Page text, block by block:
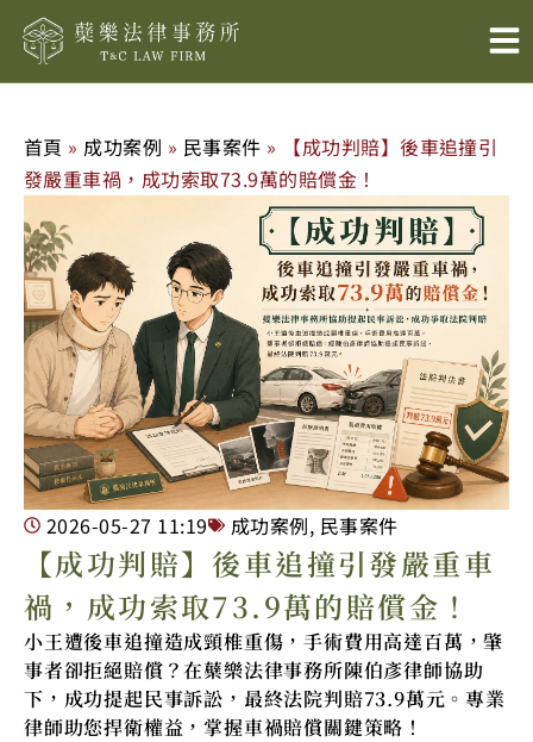
首頁 » 成功案例 » 民事案件 »
【成功判賠】後車追撞引
發嚴重車禍，成功索取73.9萬的賠償金！
2026-05-27 11:19 成功案例, 民事案件
【成功判賠】後車追撞引發嚴重車
禍，成功索取73.9萬的賠償金！
小王遭後車追撞造成頸椎重傷，手術費用高達百萬，肇
事者卻拒絕賠償？在蘗樂法律事務所陳伯彥律師協助
下，成功提起民事訴訟，最終法院判賠73.9萬元。專業
律師助您捍衛權益，掌握車禍賠償關鍵策略！